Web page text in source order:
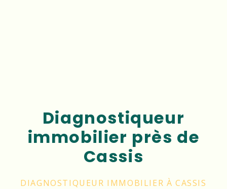
Diagnostiqueur
immobilier près de
Cassis
DIAGNOSTIQUEUR IMMOBILIER À CASSIS